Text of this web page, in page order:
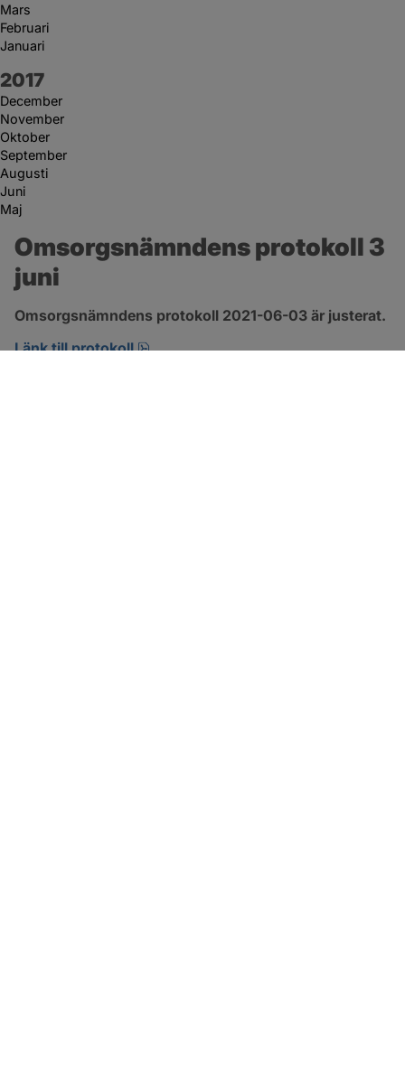
Mars
Februari
Januari
År:
2017
December
November
Oktober
September
Augusti
Juni
Maj
Omsorgsnämndens protokoll 3
juni
Omsorgsnämndens protokoll 2021-06-03 är justerat.
Länk till protokoll
pdf, 303.4 kB, öppnas i nytt fönster.